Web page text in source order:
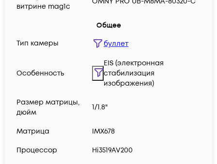
витрине mag1c
Общее
Тип камеры
буллет
Особенность
EIS (электронная
стабилизация
изображения)
Размер матрицы,
дюйм
1/1.8"
Матрица IMX678
Процессор Hi3519AV200